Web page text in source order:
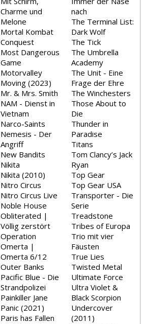
Charme und
Melone
Mortal Kombat
Conquest
Most Dangerous
Game
Motorvalley
Moving (2023)
Mr. & Mrs. Smith
NAM - Dienst in
Vietnam
Narco-Saints
Nemesis - Der
Angriff
New Bandits
Nikita
Nikita (2010)
Nitro Circus
Nitro Circus Live
Noble House
Obliterated |
Völlig zerstört
Operation
Omerta |
Omerta 6/12
Outer Banks
Pacific Blue - Die
Strandpolizei
Painkiller Jane
Panic (2021)
Paris has Fallen
nach
The Terminal List:
Dark Wolf
The Tick
The Umbrella
Academy
The Unit - Eine
Frage der Ehre
The Winchesters
Those About to
Die
Thunder in
Paradise
Titans
Tom Clancy’s Jack
Ryan
Top Gear
Top Gear USA
Transporter - Die
Serie
Treadstone
Tribes of Europa
Trio mit vier
Fäusten
True Lies
Twisted Metal
Ultimate Force
Ultra Violet &
Black Scorpion
Undercover
(2011)